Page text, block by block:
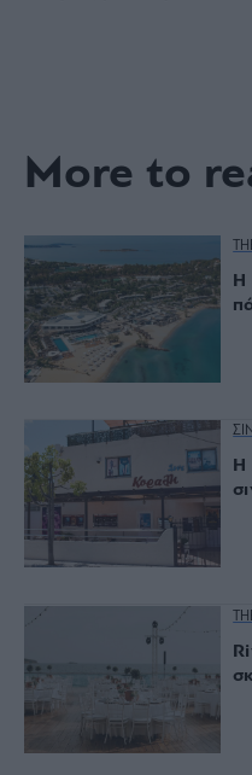
More to
Η
Η